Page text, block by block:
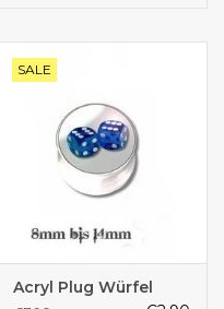
SALE
Acryl Plug Würfel